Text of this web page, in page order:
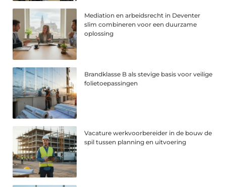
Mediation en arbeidsrecht in Deventer
slim combineren voor een duurzame
oplossing
Brandklasse B als stevige basis voor veilige
folietoepassingen
Vacature werkvoorbereider in de bouw de
spil tussen planning en uitvoering